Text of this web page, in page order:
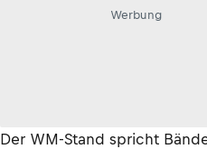
Werbung
Der WM-Stand spricht